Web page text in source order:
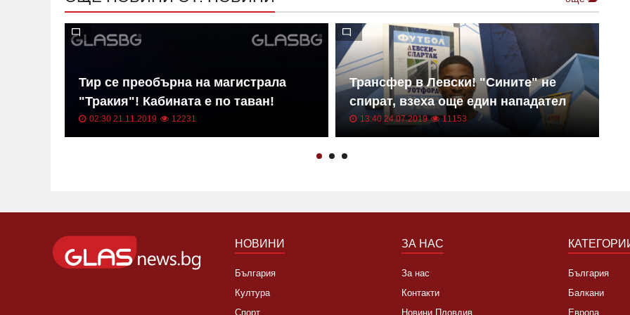
Тир се преобърна на магистрала
"Тракия"! Кабината е по таван!
02:30 21.11.2019 12231
Трансфер в Левски! "Сините" не
спират, взеха още един нападател
13:40 24.07.2019 11153
НОВИНИ
България
Култура
Спорт
ЗА НАС
За нас
Контакти
Новини Пловдив
България
Балкани
Европа